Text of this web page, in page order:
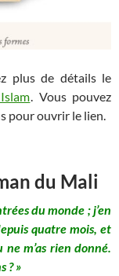
plus de détails le
. Vous pouvez
pour ouvrir le lien.
du Mali
du monde ; j’en
quatre mois, et
m’as rien donné.
? »